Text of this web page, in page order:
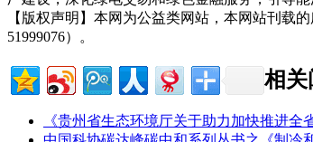
【版权声明】本网为公益类网站，本网站刊载
51999076）。
相关
《贵州省生态环境厅关于助力加快推进